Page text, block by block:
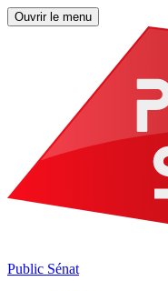
Ouvrir le menu
Public Sénat